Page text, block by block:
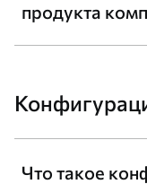
продукта
Что такое